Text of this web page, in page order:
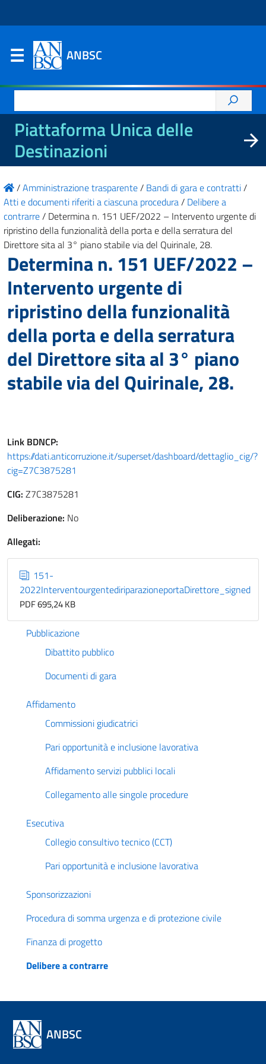
ANBSC
per:
Piattaforma Unica delle
Destinazioni
/Amministrazione trasparente/ Bandi di gara e contratti/
Atti e documenti riferiti a ciascuna procedura/ Delibere a
contrarre/ Determina n. 151 UEF/2022 – Intervento urgente di
ripristino della funzionalità della porta e della serratura del
Direttore sita al 3° piano stabile via del Quirinale, 28.
Determina n. 151 UEF/2022 –
Intervento urgente di
ripristino della funzionalità
della porta e della serratura
del Direttore sita al 3° piano
stabile via del Quirinale, 28.
Link BDNCP:
https://dati.anticorruzione.it/superset/dashboard/dettaglio_cig/?
cig=Z7C3875281
CIG: Z7C3875281
Deliberazione: No
Allegati:
151-
2022InterventourgentediriparazioneportaDirettore_signed
PDF 695,24 KB
Pubblicazione
Dibattito pubblico
Documenti di gara
Affidamento
Commissioni giudicatrici
Pari opportunità e inclusione lavorativa
Affidamento servizi pubblici locali
Collegamento alle singole procedure
Esecutiva
Collegio consultivo tecnico (CCT)
Pari opportunità e inclusione lavorativa
Sponsorizzazioni
Procedura di somma urgenza e di protezione civile
Finanza di progetto
Delibere a contrarre
ANBSC